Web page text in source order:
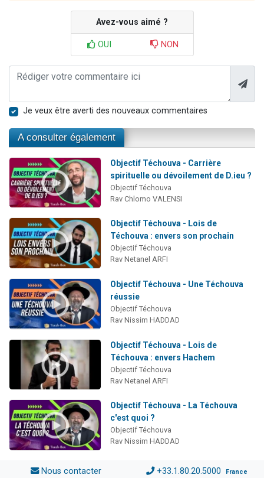
Avez-vous aimé ?
OUI NON
Je veux être averti des nouveaux commentaires
A consulter également
Objectif Téchouva - Carrière
spirituelle ou dévoilement de D.ieu ?
Objectif Téchouva
Rav Chlomo VALENSI
Objectif Téchouva - Lois de
Téchouva : envers son prochain
Objectif Téchouva
Rav Netanel ARFI
Objectif Téchouva - Une Téchouva
réussie
Objectif Téchouva
Rav Nissim HADDAD
Objectif Téchouva - Lois de
Téchouva : envers Hachem
Objectif Téchouva
Rav Netanel ARFI
Objectif Téchouva - La Téchouva
c'est quoi ?
Objectif Téchouva
Rav Nissim HADDAD
Nous contacter +33.1.80.20.5000 France